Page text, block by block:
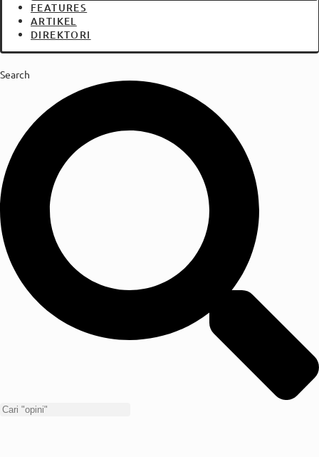
FEATURES
ARTIKEL
DIREKTORI
Search